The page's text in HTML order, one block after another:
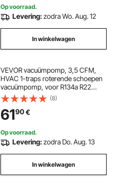
Op voorraad.
Levering:zodra Wo. Aug. 12
In winkelwagen
VEVOR vacuümpomp, 3,5 CFM,
HVAC 1-traps roterende schoepen
vacuümpomp, voor R134a R22
R410a systemen, Auto AC
vacuümpomp kit met oliefles, voor
auto airconditioning onderhoud en
hars ontgassing
(8)
6190€
Op voorraad.
Levering:zodra Do. Aug. 13
In winkelwagen